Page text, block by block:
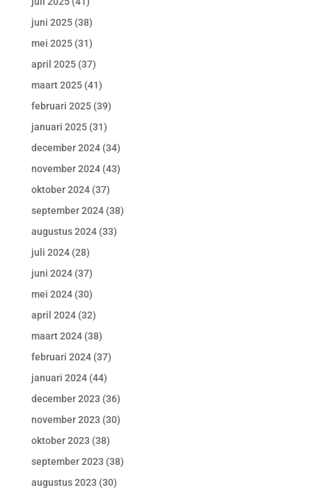
juni 2025(38)
mei 2025(31)
april 2025(37)
maart 2025(41)
februari 2025(39)
januari 2025(31)
december 2024(34)
november 2024(43)
oktober 2024(37)
september 2024(38)
augustus 2024(33)
juli 2024(28)
juni 2024(37)
mei 2024(30)
april 2024(32)
maart 2024(38)
februari 2024(37)
januari 2024(44)
december 2023 (36)
november 2023 (30)
oktober 2023 (38)
september 2023 (38)
augustus 2023 (30)